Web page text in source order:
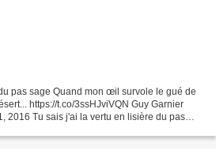
pas sage Quand mon œil survole le gué de
https://t.co/3ssHJviVQN Guy Garnier
2016 Tu sais j'ai la vertu en lisière du pas